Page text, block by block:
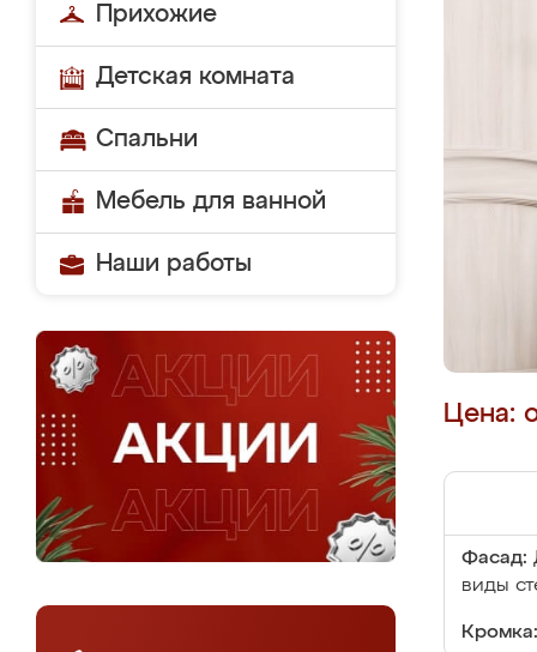
Прихожие
Детская комната
Спальни
Мебель для ванной
Наши работы
Цена:
Фасад:
виды
Кромка: